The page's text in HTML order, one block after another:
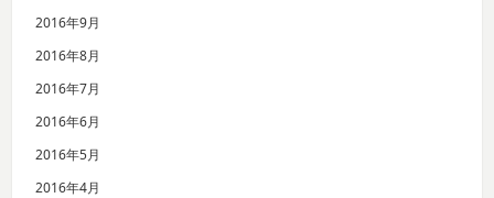
2016年9月
2016年8月
2016年7月
2016年6月
2016年5月
2016年4月